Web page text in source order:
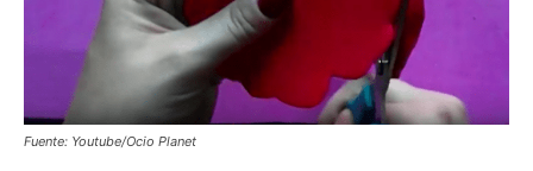
Fuente: Youtube/Ocio Planet